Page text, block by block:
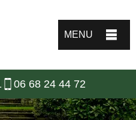
MENU
06 68 24 44 72